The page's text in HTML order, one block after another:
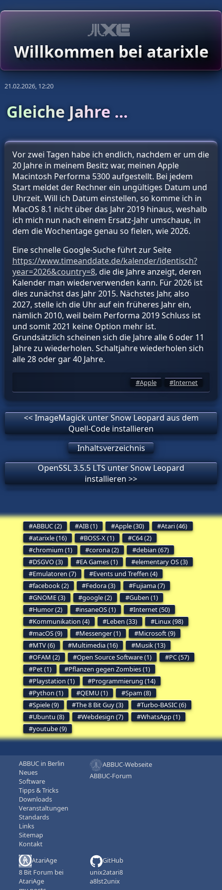
Willkommen bei atarixle
21.02.2026, 12:20
Gleiche Jahre ...
Vor zwei Tagen habe ich endlich, nachdem er um die
20 Jahre in meinem Besitz war, meinen Apple
Macintosh Performa 5300 aufgestellt. Bei jedem
Start meldet der Rechner ein ungültiges Datum und
Uhrzeit. Will ich Datum einstellen, so komme ich in
MacOS 8.1 nicht über das Jahr 2019 hinaus, weshalb
ich mich nun nach einem Ersatz-Jahr umschaue, in
dem die Wochentage genau so fielen, wie 2026.
Eine schnelle Google-Suche führt zur Seite
https://www.timeanddate.de/kalender/identisch?
year=2026&country=8, die die Jahre anzeigt, deren
Kalender man wiederverwenden kann. Für 2026 ist
dies zunächst das Jahr 2015. Nächstes Jahr, also
2027, stelle ich die Uhr auf ein früheres Jahr ein,
nämlich 2010, weil beim Performa 2019 Schluss ist
und somit 2021 keine Option mehr ist.
Grundsätzlich scheinen sich die Jahre alle 6 oder 11
Jahre zu wiederholen. Schaltjahre wiederholen sich
alle 28 oder gar 40 Jahre.
Apple Internet
<< ImageMagick unter Snow Leopard aus dem
Quell-Code installieren
Inhaltsverzeichnis
OpenSSL 3.5.5 LTS unter Snow Leopard
installieren >>
ABBUC (2) AIB (1) Apple (30)
Atari (46)
atarixle (16)
BOSS-X (1)
C64 (2)
chromium (1)
corona (2)
debian (67)
DSGVO (3)
EA Games (1)
elementary OS (3)
Emulatoren (7)
Events und Treffen (4)
facebook (2)
Fedora (3)
Fujiama (7)
GNOME (3)
google (2)
Guben (1)
Humor (2)
insaneOS (1)
Internet (50)
Kommunikation (4)
Leben (33)
Linux (98)
macOS (9)
Messenger (1)
Microsoft (9)
MTV (6)
Multimedia (16)
Musik (13)
OFAM (2)
Open Source Software (1)
PC (57)
Pet (1)
Pflanzen gegen Zombies (1)
Playstation (1)
Programmierung (14)
Python (1)
QEMU (1)
Spam (8)
Spiele (9)
The 8 Bit Guy (3)
Turbo-BASIC (6)
Ubuntu (8)
Webdesign (7)
WhatsApp (1)
youtube (9)
ABBUC in Berlin
Neues
Software
Tipps & Tricks
Downloads
Veranstaltungen
Standards
Links
Sitemap
Kontakt
ABBUC-Webseite
ABBUC-Forum
AtariAge
8 Bit Forum bei
AtariAge
GitHub
unix2atari8
a8lst2unix